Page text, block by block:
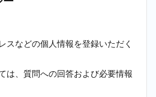
スなどの個人情報を登録いただく
は、質問への回答および必要情報